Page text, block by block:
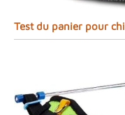
Test du panier pour